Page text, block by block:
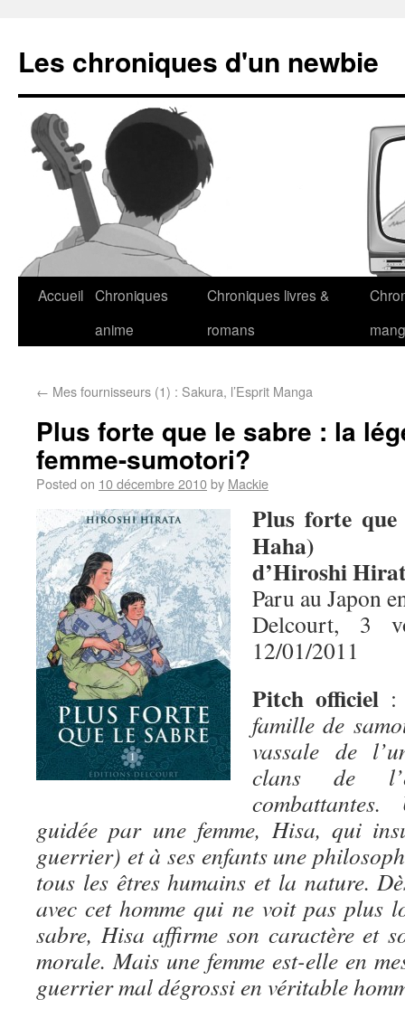
Les chroniques d'un newbie
Accueil Chroniques
anime
Chroniques livres &
romans
← Mes fournisseurs (1) : Sakura, l’Esprit Manga
Plus forte que le sabre : la
femme-sumotori?
Posted on 10 décembre 2010by Mackie
Plus forte
Haha)
d’Hiroshi
Paru au Japon
Delcourt, 3
12/01/2011
Pitch officiel
famille de
vassale de
clans de
guidée par une femme, Hisa, qui
guerrier) et à ses enfants une
tous les êtres humains et la nature.
avec cet homme qui ne voit pas plus
sabre, Hisa affirme son caractère et
morale. Mais une femme est-elle en
guerrier mal dégrossi en véritable